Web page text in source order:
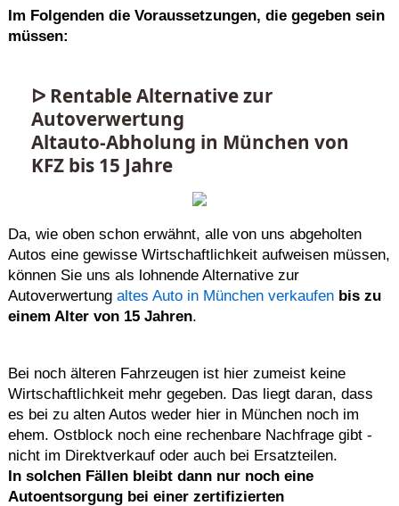
Im Folgenden die Voraussetzungen, die gegeben sein
müssen:
ᐅ Rentable Alternative zur
Autoverwertung
Altauto-Abholung in München von
KFZ bis 15 Jahre
Da, wie oben schon erwähnt, alle von uns abgeholten
Autos eine gewisse Wirtschaftlichkeit aufweisen müssen,
können Sie uns als lohnende Alternative zur
Autoverwertung altes Auto in München verkaufenbis zu
einem Alter von 15 Jahren.
Bei noch älteren Fahrzeugen ist hier zumeist keine
Wirtschaftlichkeit mehr gegeben. Das liegt daran, dass
es bei zu alten Autos weder hier in München noch im
ehem. Ostblock noch eine rechenbare Nachfrage gibt -
nicht im Direktverkauf oder auch bei Ersatzteilen.
In solchen Fällen bleibt dann nur noch eine
Autoentsorgung bei einer zertifizierten